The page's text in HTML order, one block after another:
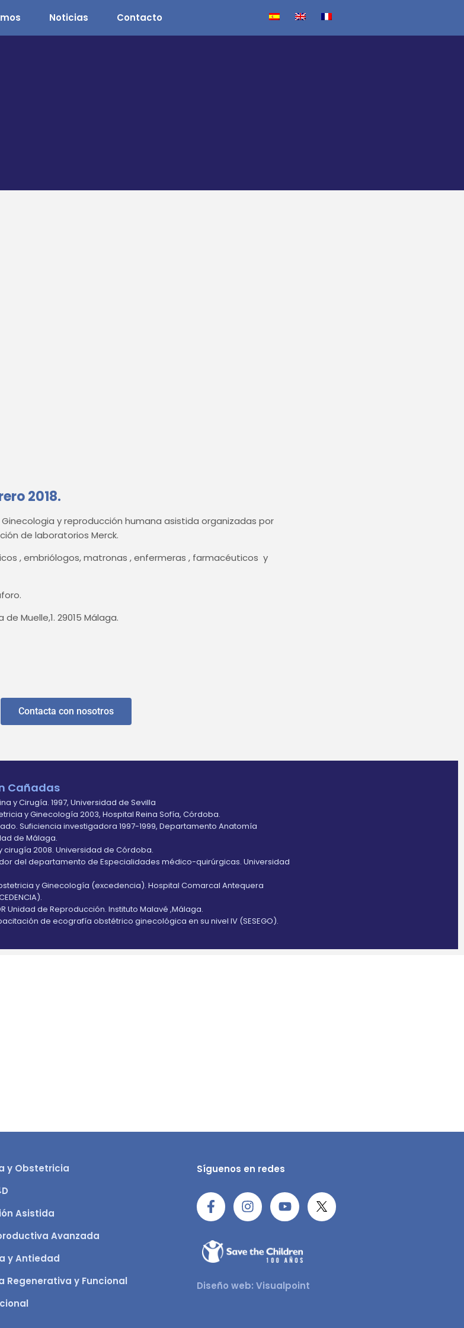
Noticias Contacto
2018.
y reproducción humana asistida organizadas por
de laboratorios Merck.
, embriólogos, matronas , enfermeras , farmacéuticos y
Muelle,1. 29015 Málaga.
Contacta con nosotros
Cañadas
y Cirugía. 1997, Universidad de Sevilla
y Ginecología 2003, Hospital Reina Sofía, Córdoba.
Suficiencia investigadora 1997-1999, Departamento Anatomía
de Málaga.
cirugía 2008. Universidad de Córdoba.
del departamento de Especialidades médico-quirúrgicas. Universidad
y Ginecología (excedencia). Hospital Comarcal Antequera
Unidad de Reproducción. Instituto Malavé ,Málaga.
de ecografía obstétrico ginecológica en su nivel IV (SESEGO).
y Obstetricia
Asistida
Avanzada
y Antiedad
Regenerativa y Funcional
Síguenos en redes
Diseño web: Visualpoint